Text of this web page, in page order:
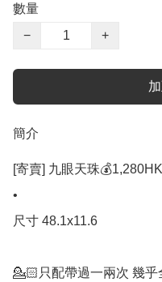
數量
−
+
簡介
[寄賣] 九眼天珠
•
尺寸 48.1x11.6
💁🏻只配帶過一兩次 幾乎